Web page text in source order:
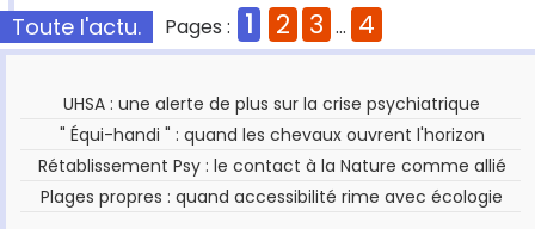
Pages : 1 2 3 ... 4
Toute l'actu.
UHSA : une alerte de plus sur la crise psychiatrique
" Équi-handi " : quand les chevaux ouvrent l'horizon
Rétablissement Psy : le contact à la Nature comme allié
Plages propres : quand accessibilité rime avec écologie